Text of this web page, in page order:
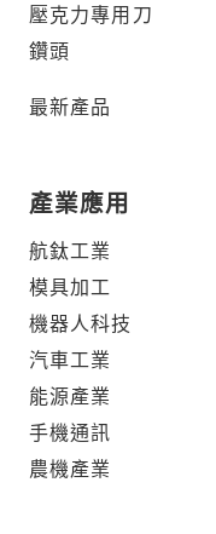
壓克力專用刀
鑽頭
最新產品
產業應用
航鈦工業
模具加工
機器人科技
汽車工業
能源產業
手機通訊
農機產業